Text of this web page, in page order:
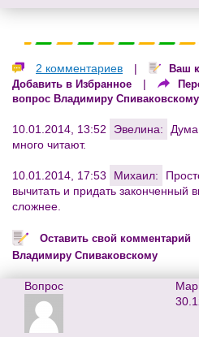
2 комментариев | Ваш
Добавить в Избранное |
вопрос Владимиру Спиваковскому
10.01.2014, 13:52 Эвелина:
много читают.
10.01.2014, 17:53 Михаил:
вычитать и придать законченный
сложнее.
Оставить свой комментарий
Владимиру Спиваковскому
Вопрос